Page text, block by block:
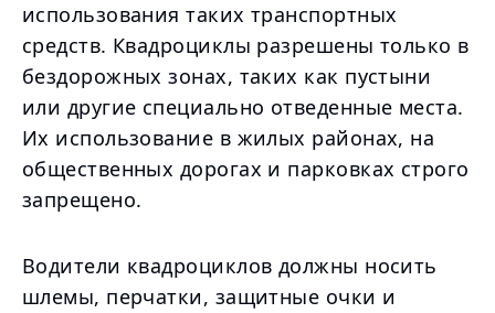
использования таких транспортных
средств. Квадроциклы разрешены только в
бездорожных зонах, таких как пустыни
или другие специально отведенные места.
Их использование в жилых районах, на
общественных дорогах и парковках строго
запрещено.
Водители квадроциклов должны носить
шлемы, перчатки, защитные очки и